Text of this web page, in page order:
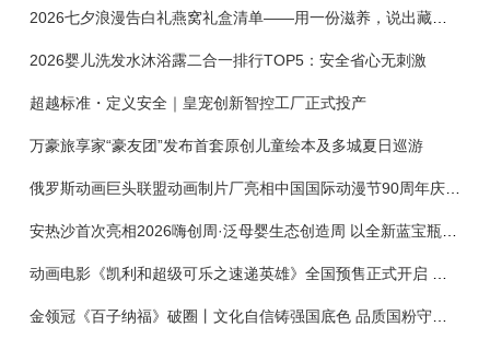
2026七夕浪漫告白礼燕窝礼盒清单——用一份滋养，说出藏在心底的爱
2026婴儿洗发水沐浴露二合一排行TOP5：安全省心无刺激
超越标准・定义安全｜皇宠创新智控工厂正式投产
万豪旅享家“豪友团”发布首套原创儿童绘本及多城夏日巡游
俄罗斯动画巨头联盟动画制片厂亮相中国国际动漫节90周年庆开启中国之旅新篇章
金领冠《百子纳福》破圈丨文化自信铸强国底色 品质国粉守护新生